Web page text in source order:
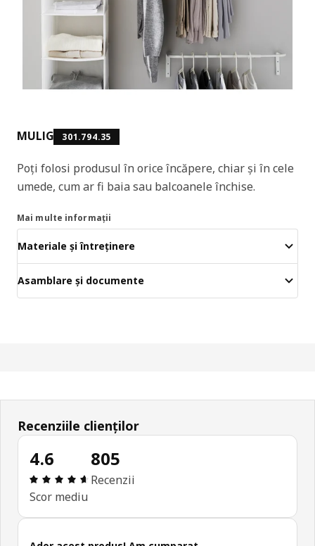
MULIG 301.794.35
Poți folosi produsul în orice încăpere, chiar și în cele
umede, cum ar fi baia sau balcoanele închise.
Mai multe informații
Materiale și întreținere
Asamblare și documente
Recenziile clienților
4.6
Prezentare generală: 4.6 din 5 stele Total
Scor mediu
805
Recenzii